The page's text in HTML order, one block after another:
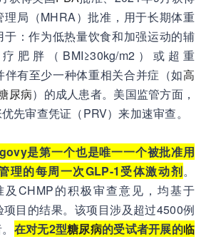
理局（MHRA）批准，用于长期体重
：作为低热量饮食和加强运动的辅
肥胖（BMI≥30kg/m2）或超重
伴有至少一种体重相关合并症（如高
尿病）的成人患者。美国监管方面，
先审查凭证（PRV）来加速审查。
是第一个也是唯一一个被批准用
理的每周一次GLP-1受体激动剂。
及CHMP的积极审查意见，均基于
目的结果。该项目涉及超过4500例
在对无2型糖尿病的受试者开展的临